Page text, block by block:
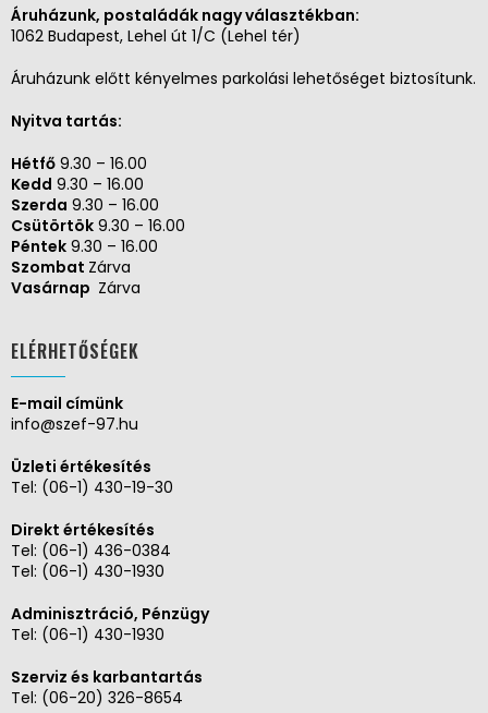
Áruházunk, postaládák nagy választékban:
1062 Budapest, Lehel út 1/C (Lehel tér)
Áruházunk előtt kényelmes parkolási lehetőséget biztosítunk.
Nyitva tartás:
Hétfő 9.30 – 16.00
Kedd 9.30 – 16.00
Szerda 9.30 – 16.00
Csütörtök 9.30 – 16.00
Péntek 9.30 – 16.00
Szombat Zárva
Vasárnap Zárva
ELÉRHETŐSÉGEK
E-mail címünk
info@szef-97.hu
Üzleti értékesítés
Tel: (06-1) 430-19-30
Direkt értékesítés
Tel: (06-1) 436-0384
Tel: (06-1) 430-1930
Adminisztráció, Pénzügy
Tel: (06-1) 430-1930
Szerviz és karbantartás
Tel: (06-20) 326-8654